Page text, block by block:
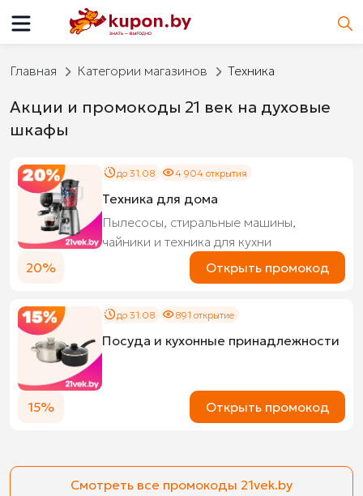
Главная Категории магазинов Техника
Акции и промокоды 21 век на духовые
шкафы
до 31.08 4 904 открытия
Техника для дома
Пылесосы, стиральные машины,
чайники и техника для кухни
20%
Открыть промокод
до 31.08 891 открытие
Посуда и кухонные принадлежности
15% Открыть промокод
Смотреть все промокоды 21vek.by